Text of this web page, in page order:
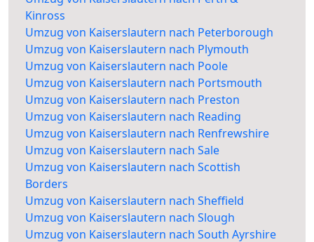
Kinross
Umzug von Kaiserslautern nach Peterborough
Umzug von Kaiserslautern nach Plymouth
Umzug von Kaiserslautern nach Poole
Umzug von Kaiserslautern nach Portsmouth
Umzug von Kaiserslautern nach Preston
Umzug von Kaiserslautern nach Reading
Umzug von Kaiserslautern nach Renfrewshire
Umzug von Kaiserslautern nach Sale
Umzug von Kaiserslautern nach Scottish
Borders
Umzug von Kaiserslautern nach Sheffield
Umzug von Kaiserslautern nach Slough
Umzug von Kaiserslautern nach South Ayrshire